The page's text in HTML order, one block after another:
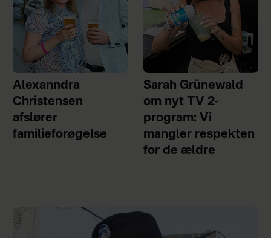
Alexanndra
Christensen
afslører
familieforøgelse
Sarah Grünewald
om nyt TV 2-
program: Vi
mangler respekten
for de ældre